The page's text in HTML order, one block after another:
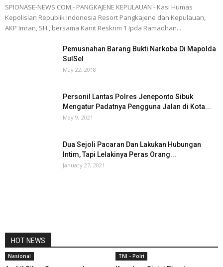
SPIONASE-NEWS.COM,- PANGKAJENE KEPULAUAN - Kasi Humas
Kepolisian Republik Indonesia Resort Pangkajene dan Kepulauan,
AKP Imran, SH., bersama Kanit Reskrim 1 Ipda Ramadhan...
Pemusnahan Barang Bukti Narkoba Di Mapolda
SulSel
May 22, 2018
Personil Lantas Polres Jeneponto Sibuk
Mengatur Padatnya Pengguna Jalan di Kota...
May 9, 2021
Dua Sejoli Pacaran Dan Lakukan Hubungan
Intim, Tapi Lelakinya Peras Orang...
January 27, 2021
HOT NEWS
Nasional TNI - Polri